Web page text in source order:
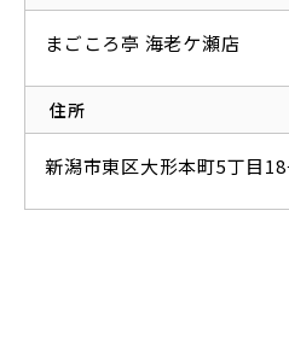
まごころ亭 海老ケ瀬店
住所
新潟市東区大形本町5丁目